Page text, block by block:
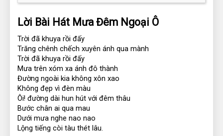
Lời Bài Hát Mưa Đêm Ngoại Ô
Trời đã khuya rồi đấy
Trăng chênh chếch xuyên ánh qua mành
Trời đã khuya rồi đấy
Mưa trên xóm xa ánh đô thành
Đường ngoài kia không xôn xao
Không đẹp vì đèn màu
Ôi! đường dài hun hút với đêm thâu
Bước chân ai qua mau
Dưới mưa nghe nao nao
Lộng tiếng còi tàu thét lâu.